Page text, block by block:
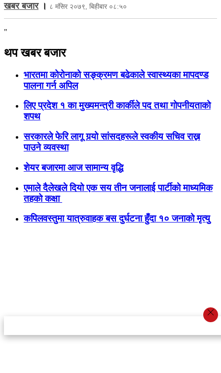
खबर बजार। ८ मंसिर २०७९, बिहीबार ०८:५०
"
थप खबर बजार
भारतमा कोरोनाको सङ्क्रमण बढेकाले स्वास्थ्यका मापदण्ड
पालना गर्न अपिल
लिए प्रदेश १ का मुख्यमन्त्री कार्कीले पद तथा गोपनीयताको
शपथ
सरकारले फेरि लागू गर्‍यो सांसदहरूले स्वकीय सचिव राख्न
पाउने व्यवस्था
शेयर बजारमा आज सामान्य वृद्धि
एमाले दैलेखले दियो एक सय तीन जनालाई पार्टीको माध्यमिक
तहको कक्षा
कपिलवस्तुमा यात्रुवाहक बस दुर्घटना हुँदा १० जनाको मृत्यु